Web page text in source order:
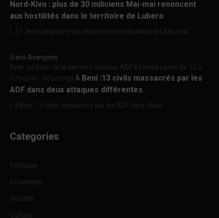
Nord-Kivu : plus de 30 miliciens Mai-mai renoncent
aux hostilités dans le territoire de Lubero
[…] « Je condamne et je déplore cette situation, les Mai-mai...
5 ans Avançons
Beni : Le bilan de la dernière attaque ADF à Kisima passe de 12 à
17 morts - InfocongoÀ Beni :13 civils massacrés par les
ADF dans deux attaques différentes
[…] Beni :13 civils massacrés par les ADF dans deux...
Categories
Politique
Economie
Société
Culture